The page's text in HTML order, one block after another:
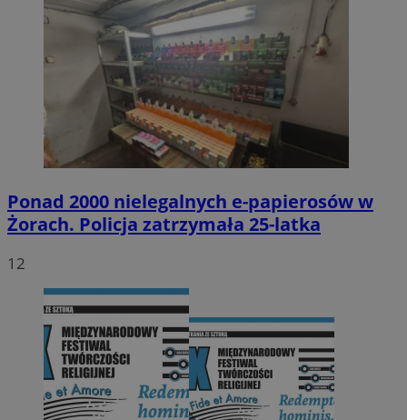
Ponad 2000 nielegalnych e-papierosów w
Żorach. Policja zatrzymała 25-latka
12